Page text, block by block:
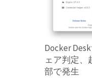
Docker
ェア判定、
部で発生